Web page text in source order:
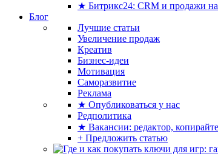
★ Битрикс24: CRM и продажи на
Блог
Лучшие статьи
Увеличение продаж
Креатив
Бизнес-идеи
Мотивация
Саморазвитие
Реклама
★ Опубликоваться у нас
Редполитика
★ Вакансии: редактор,
+ Предложить статью